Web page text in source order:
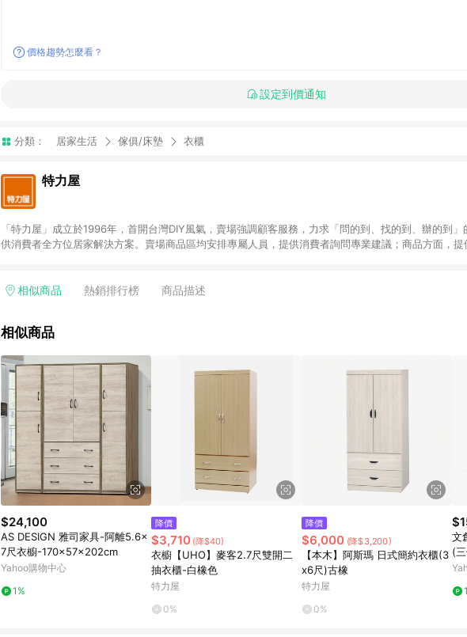
價格趨勢怎麼看？
設定到價通知
分類： 居家生活 傢俱/床墊 衣櫃
特力屋
「特力屋」成立於1996年，首開台灣DIY風氣，賣場強調顧客服務，力求「問的到、找的到、辦的到」
供消費者全方位居家解決方案。賣場商品區均安排專屬人員，提供消費者詢問專業建議；商品方面，提
升服務質感，期望每一位來店顧客，能輕鬆挑選到商品(Simple to choose)、在最短的時間內完成訂購
相似商品 熱銷排行榜 商品描述
相似商品
$24,100
AS DESIGN 雅司家具-阿離5.6×
7尺衣櫥-170×57×202cm
Yahoo購物中心
1%
降價
$3,710 (降$40)
衣櫥【UHO】麥客2.7尺雙開二
抽衣櫃-白橡色
特力屋
0%
降價
$6,000 (降$3,200)
【本木】阿斯瑪 日式簡約衣櫃(3
x6尺)古橡
特力屋
0%
文
(